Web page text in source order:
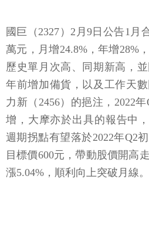
國巨（2327）2月9日公告1月
萬元，月增24.8%，年增28%
歷史單月次高、同期新高，
年前增加備貨，以及工作天
力新（2456）的挹注，2022
增，大摩亦於出具的報告中
週期拐點有望落於2022年Q2
目標價600元，帶動股價開高
漲5.04%，順利向上突破月線。